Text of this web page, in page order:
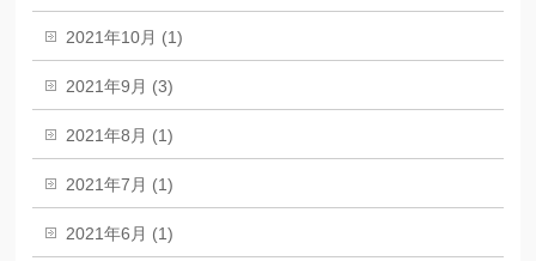
2021年10月 (1)
2021年9月 (3)
2021年8月 (1)
2021年7月 (1)
2021年6月 (1)